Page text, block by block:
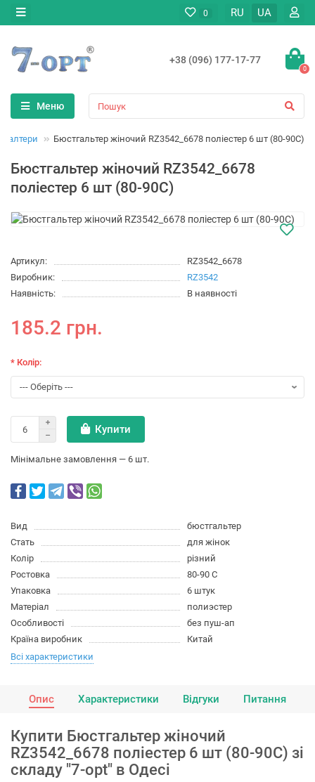
0 RU UA
+38 (096) 177-17-77
0
Меню
Бюстгальтер жіночий RZ3542_6678 поліестер 6 шт (80-90C)
Бюстгальтер жіночий RZ3542_6678
поліестер 6 шт (80-90C)
Артикул:
RZ3542_6678
Виробник:
RZ3542
Наявність:
В наявності
185.2 грн.
* Колір:
Купити
Мінімальне замовлення — 6 шт.
Вид
бюстгальтер
Стать
для жінок
Колір
різний
Ростовка
80-90 C
Упаковка
6 штук
Матеріал
полиэстер
Особливості
без пуш-ап
Країна виробник
Китай
Всі характеристики
Опис Характеристики Відгуки Питання
Купити Бюстгальтер жіночий
RZ3542_6678 поліестер 6 шт (80-90C) зі
складу "7-opt" в Одесі